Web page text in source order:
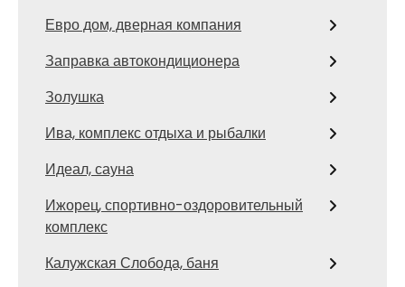
Евро дом, дверная компания
Заправка автокондиционера
Золушка
Ива, комплекс отдыха и рыбалки
Идеал, сауна
Ижорец, спортивно-оздоровительный
комплекс
Калужская Слобода, баня